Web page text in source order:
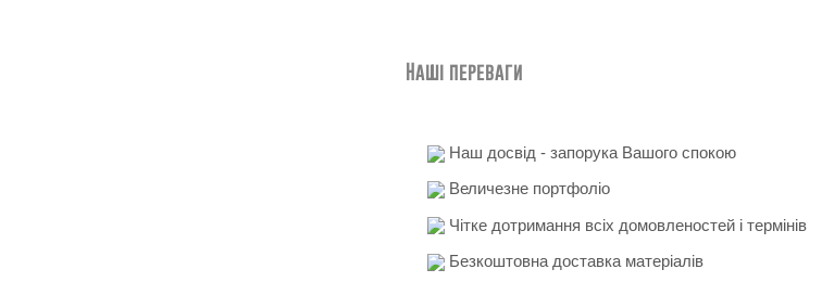
Наші переваги
Наш досвід - запорука Вашого спокою
Величезне портфоліо
Чітке дотримання всіх домовленостей і термінів
Безкоштовна доставка матеріалів